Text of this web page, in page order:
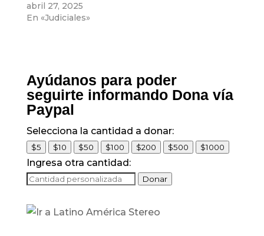
abril 27, 2025
En «Judiciales»
Ayúdanos para poder
seguirte informando Dona vía
Paypal
Selecciona la cantidad a donar:
$5 $10 $50 $100 $200 $500 $1000
Ingresa otra cantidad:
Donar